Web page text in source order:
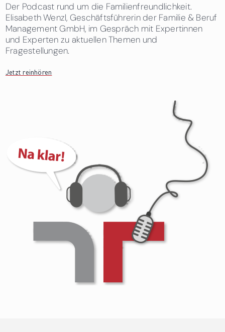
Der Podcast rund um die Familienfreundlichkeit.
Elisabeth Wenzl, Geschäftsführerin der Familie & Beruf
Management GmbH, im Gespräch mit Expertinnen
und Experten zu aktuellen Themen und
Fragestellungen.
Jetzt reinhören